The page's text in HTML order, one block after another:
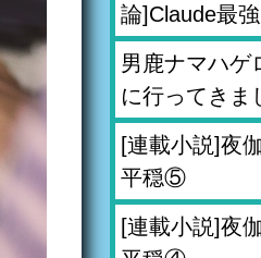
論]Claude最強
男鹿ナマハゲ
に行ってきま
[連載小説]夜
平穏⑤
[連載小説]夜